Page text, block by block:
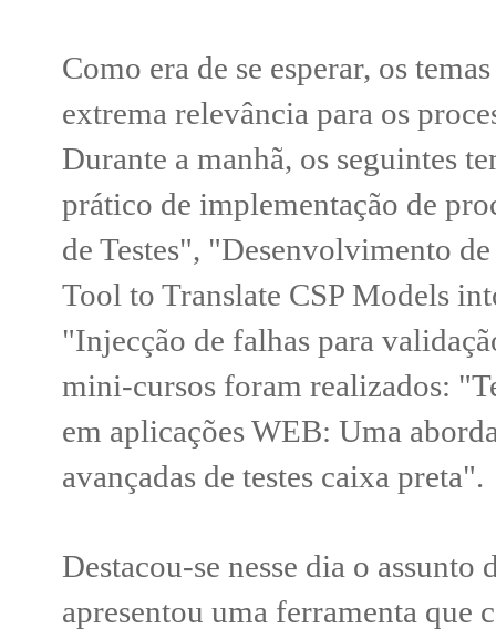
Como era de se esperar, os
extrema relevância para os
Durante a manhã, os seguintes
prático de implementação de
de Testes", "Desenvolvimento
Tool to Translate CSP Models
"Injecção de falhas para
mini-cursos foram realizados:
em aplicações WEB: Uma
avançadas de testes caixa preta".
Destacou-se nesse dia o assunto
apresentou uma ferramenta que